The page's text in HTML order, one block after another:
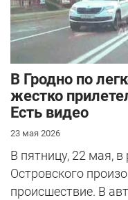
В Гродно по
жестко
Есть видео
23 мая 2026
В пятницу, 22 мая,
Островского
происшествие. В